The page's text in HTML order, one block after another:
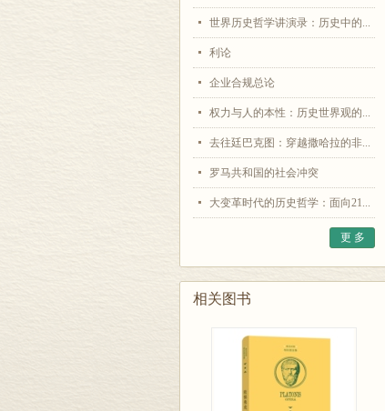
世界历史哲学讲演录：历史中的...
利论
企业合规总论
权力与人的本性：历史世界观的...
去往廷巴克图：穿越撒哈拉的非...
罗马共和国的社会冲突
大变革时代的历史哲学：面向21...
更 多
相关图书